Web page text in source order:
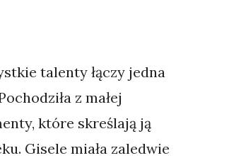
talenty łączy jedna
z małej
które skreślają ją
Gisele miała zaledwie